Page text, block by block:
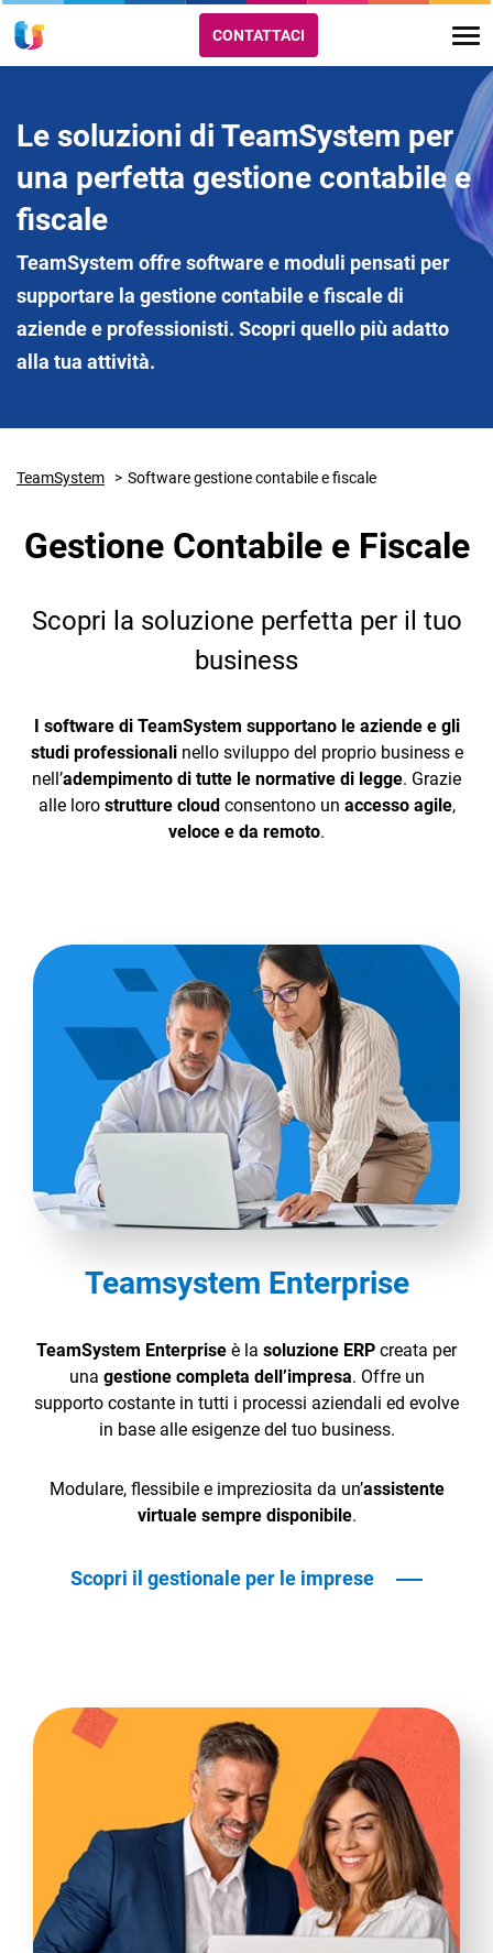
Ecommerce
Email Marketing
Fatturazione
TeamSystem Corporate
TeamSystem Store
CONTATTACI
Le soluzioni di TeamSystem per
una perfetta gestione contabile e
fiscale
TeamSystem offre software e moduli pensati per
supportare la gestione contabile e fiscale di
aziende e professionisti. Scopri quello più adatto
alla tua attività.
TeamSystem Software gestione contabile e fiscale
Gestione Contabile e Fiscale
Scopri la soluzione perfetta per il tuo
business
I software di TeamSystem supportano le aziende e gli
studi professionali nello sviluppo del proprio business e
nell’adempimento di tutte le normative di legge. Grazie
alle loro strutture cloudconsentono un accesso agile,
veloce e da remoto.
Teamsystem Enterprise
TeamSystem Enterprise è la soluzione ERP creata per
una gestione completa dell’impresa. Offre un
supporto costante in tutti i processi aziendali ed evolve
in base alle esigenze del tuo business.
Modulare, flessibile e impreziosita da un’assistente
virtuale sempre disponibile.
Scopri il gestionale per le imprese